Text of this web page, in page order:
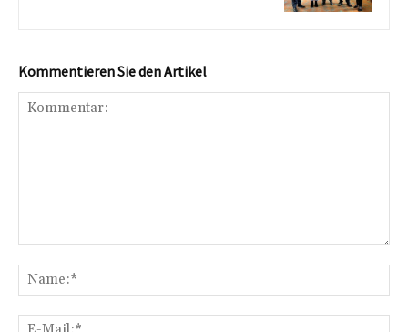
Kommentieren Sie den Artikel